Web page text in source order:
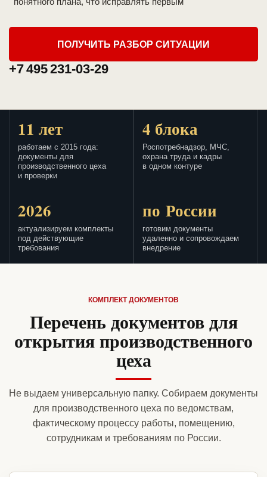
ПОЛУЧИТЬ РАЗБОР СИТУАЦИИ
+7 495 231-03-29
11 лет
работаем с 2015 года:
документы для
производственного цеха
и проверки
4 блока
Роспотребнадзор, МЧС,
охрана труда и кадры
в одном контуре
2026
актуализируем комплекты
под действующие
требования
по России
готовим документы
удаленно и сопровождаем
внедрение
КОМПЛЕКТ ДОКУМЕНТОВ
Перечень документов для
открытия производственного
цеха
Не выдаем универсальную папку. Собираем документы
для производственного цеха по ведомствам,
фактическому процессу работы, помещению,
сотрудникам и требованиям по России.